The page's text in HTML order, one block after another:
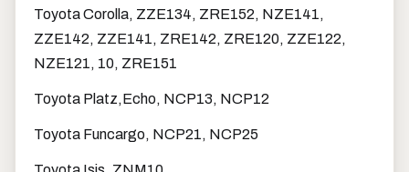
Toyota Corolla, ZZE134, ZRE152, NZE141,
ZZE142, ZZE141, ZRE142, ZRE120, ZZE122,
NZE121, 10, ZRE151
Toyota Platz,Echo, NCP13, NCP12
Toyota Funcargo, NCP21, NCP25